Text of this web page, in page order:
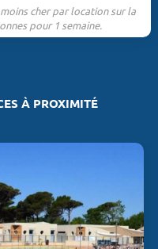
cher par location sur la
pour 1 semaine.
À PROXIMITÉ